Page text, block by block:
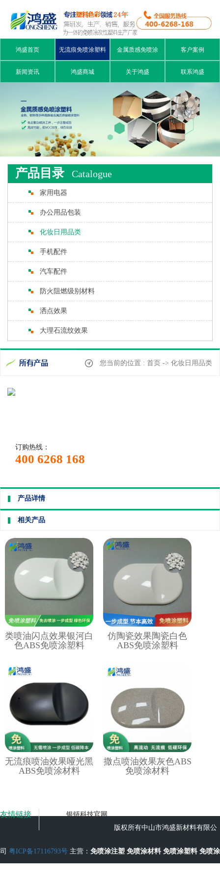
鸿盛首页 无流痕免喷涂塑料 金属质感免喷涂 客户案例
新闻资讯 鸿盛商城 关于鸿盛 联系鸿盛
产品目录 Catalogue
家用电器
办公用品包装
化妆日用品类
手机配件
汽车配件
防火阻燃级别材料
洒点效果
大理石流纹效果
您当前的位置 : 首页 -> 化妆日用品类
订购热线：
400 6268 168
产品详情
相关产品
类喷油闪点效果银河白
色ABS免喷涂塑料
仿陶瓷效果陶瓷白色
ABS免喷涂塑料
无流痕喷油效果哑光黑
ABS免喷涂材料
撒点喷油效果灰色ABS
免喷涂材料
友情链接
银链科技官网
版权所有中山市鸿盛新材料有限公
司 粤ICP备17116793号 主营： 免喷涂注塑 免喷涂材料 免喷涂塑料 免喷涂